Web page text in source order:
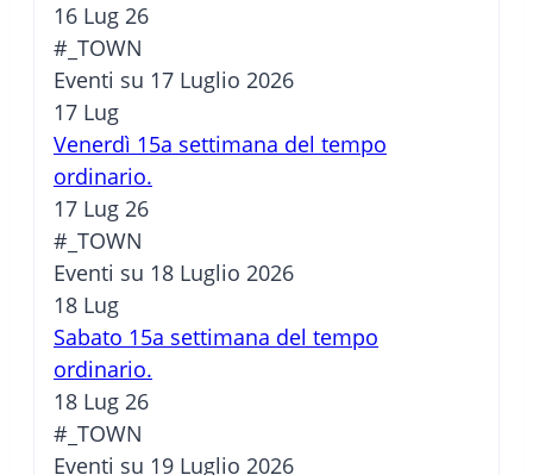
16 Lug 26
#_TOWN
Eventi su 17 Luglio 2026
17 Lug
Venerdì 15a settimana del tempo
ordinario.
17 Lug 26
#_TOWN
Eventi su 18 Luglio 2026
18 Lug
Sabato 15a settimana del tempo
ordinario.
18 Lug 26
#_TOWN
Eventi su 19 Luglio 2026